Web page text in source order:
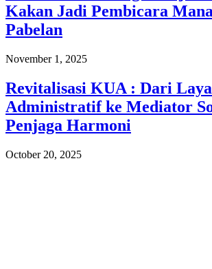
Kakan Jadi Pembicara
Pabelan
November 1, 2025
Revitalisasi KUA : Dari
Administratif ke Mediator
Penjaga Harmoni
October 20, 2025